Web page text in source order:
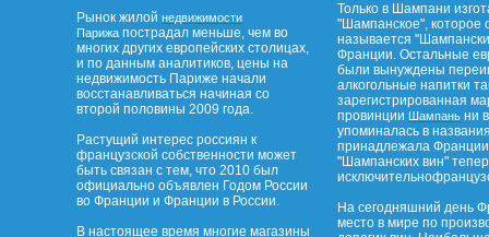
Рынок жилой недвижимости
Парижа пострадал меньше, чем во
многих других европейских столицах,
и по данным аналитиков, цены на
недвижимость Париже начали
восстанавливаться начиная со
второй половины 2009 года.
Растущий интерес россиян к
французской собственности может
быть связан с тем, что 2010 был
официально объявлен Годом России
во Франции и Франции в России.
В настоящее время многие магазины
Только в Шампани
"Шампанское", которое
называется
Франции. Остальные
были вынуждены
алкогольные напитки
зарегистрированная
провинции Шампань ни
упоминалась в
принадлежала
"Шампанских вин"
На сегодняшний день
место в мире по